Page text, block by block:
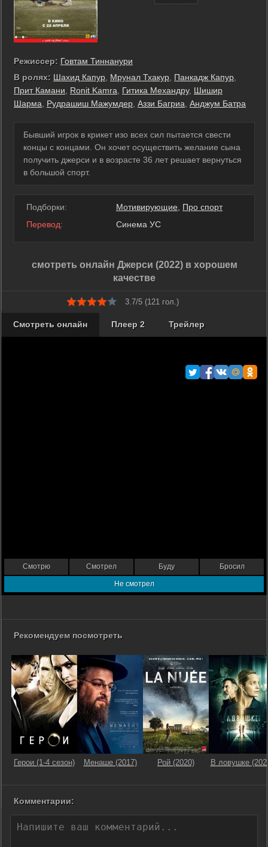
Режиссер: Говтам Тиннанури
В ролях: Шахид Капур Мрунал Тхакур Панкадж Капур
Прит Камани
Ronit Kamra Гитика Механдру, Шишир
Шарма
Рудрашиш Мажумдер Аззи Багриа Анджум Батра
Бывший игрок в крикет изо всех сил пытается свести
концы с концами. Он хочет осуществить желание сына
получить джерси и в возрасте 36 лет решает вернуться
в большой спорт.
Подборки: Мотивирующие
Про спорт
Перевод:
Синема УС
смотреть онлайн Джерси (2022) в хорошем
качестве
3.7/5 (121 гол.)
Смотреть онлайн Плеер 2 Трейлер
Смотрю Смотрел Буду Бросил
Не смотрел
Рекомендуем посмотреть
Герои (1-4 сезон) Менаше (2017) Рой (2020) В ловушке
Комментарии: